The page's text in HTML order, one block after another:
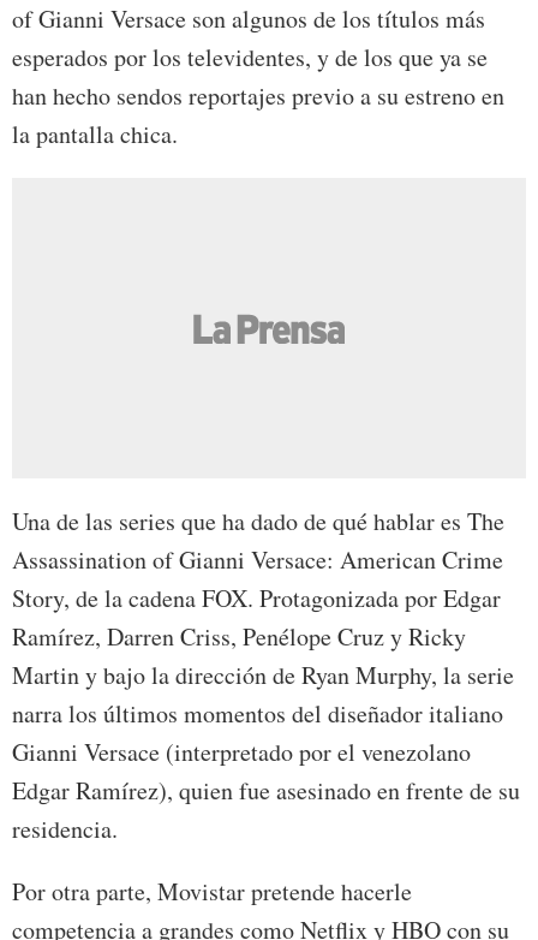
of Gianni Versace son algunos de los títulos más
esperados por los televidentes, y de los que ya se
han hecho sendos reportajes previo a su estreno en
la pantalla chica.
Una de las series que ha dado de qué hablar es The
Assassination of Gianni Versace: American Crime
Story, de la cadena FOX. Protagonizada por Edgar
Ramírez, Darren Criss, Penélope Cruz y Ricky
Martin y bajo la dirección de Ryan Murphy, la serie
narra los últimos momentos del diseñador italiano
Gianni Versace (interpretado por el venezolano
Edgar Ramírez), quien fue asesinado en frente de su
residencia.
Por otra parte, Movistar pretende hacerle
competencia a grandes como Netflix y HBO con su